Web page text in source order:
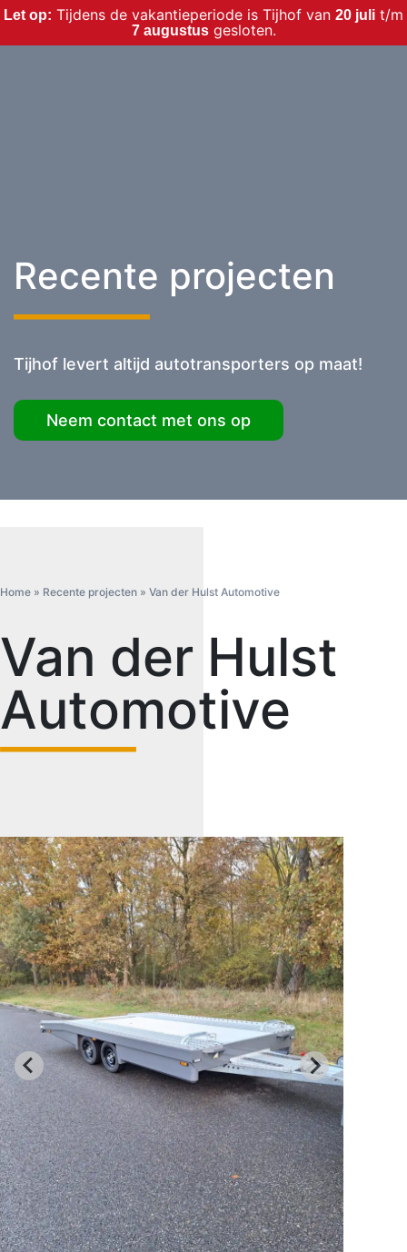
Let op: Tijdens de vakantieperiode is Tijhof van 20 juli t/m
7 augustusgesloten.
Recente projecten
Tijhof levert altijd autotransporters op maat!
Neem contact met ons op
Home » Recente projecten » Van der Hulst Automotive
Van der Hulst
Automotive